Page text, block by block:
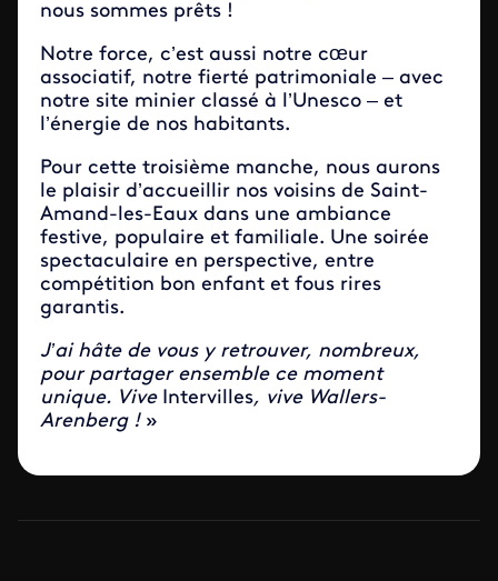
nous sommes prêts !
Notre force, c’est aussi notre cœur
associatif, notre fierté patrimoniale – avec
notre site minier classé à l’Unesco – et
l’énergie de nos habitants.
Pour cette troisième manche, nous aurons
le plaisir d’accueillir nos voisins de Saint-
Amand-les-Eaux dans une ambiance
festive, populaire et familiale. Une soirée
spectaculaire en perspective, entre
compétition bon enfant et fous rires
garantis.
J’ai hâte de vous y retrouver, nombreux,
pour partager ensemble ce moment
unique. Vive Intervilles, vive Wallers-
Arenberg !»